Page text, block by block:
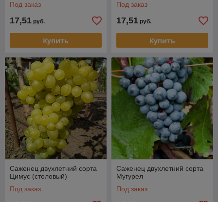
Под заказ
17,51 руб.
Купить
Под заказ
17,51 руб.
Купить
Саженец двухлетний сорта
Цимус (столовый)
Под заказ
Саженец двухлетний сорта
Мугурел
Под заказ